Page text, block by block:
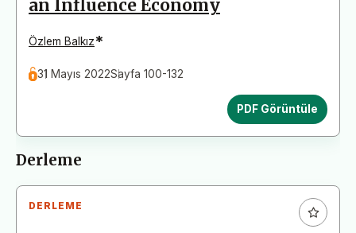
an Influence Economy
Özlem Balkız*
31 Mayıs 2022Sayfa 100-132
PDF Görüntüle
Derleme
DERLEME